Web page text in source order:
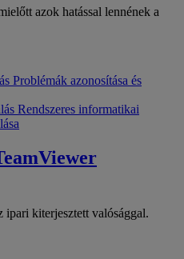
azok hatással lennének a
Problémák azonosítása és
Rendszeres informatikai
ipari kiterjesztett valósággal.